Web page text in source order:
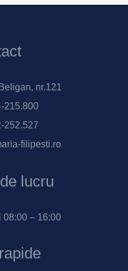
nr.121
215.800
252.527
filipesti.ro
lucru
08:00 – 16:00